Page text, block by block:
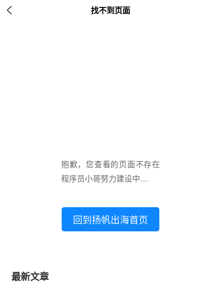
 找不到页面
抱歉，您查看的页面不存在
程序员小哥努力建设中…
回到扬帆出海首页
最新文章